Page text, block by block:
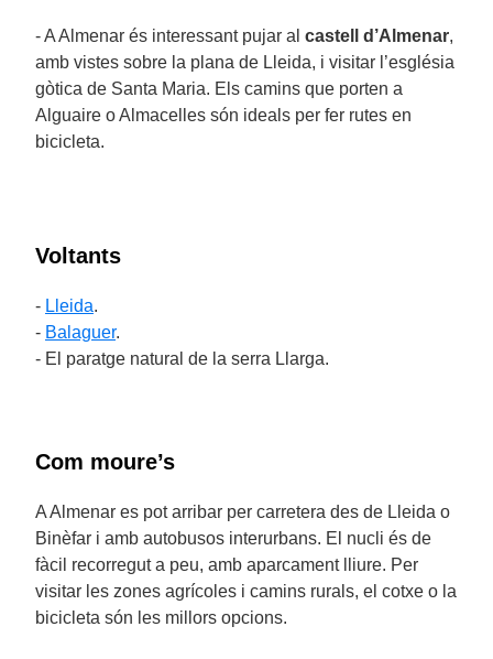
- A Almenar és interessant pujar al castell d’Almenar,
amb vistes sobre la plana de Lleida, i visitar l’església
gòtica de Santa Maria. Els camins que porten a
Alguaire o Almacelles són ideals per fer rutes en
bicicleta.
Voltants
- Lleida.
- Balaguer.
- El paratge natural de la serra Llarga.
Com moure’s
A Almenar es pot arribar per carretera des de Lleida o
Binèfar i amb autobusos interurbans. El nucli és de
fàcil recorregut a peu, amb aparcament lliure. Per
visitar les zones agrícoles i camins rurals, el cotxe o la
bicicleta són les millors opcions.